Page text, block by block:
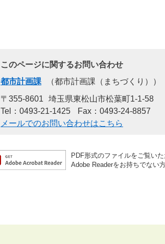
このページに関するお問い合わせ
都市計画課
都市計画課（まちづくり）
〒355-8601
埼玉県東松山市松葉町1-1-58
Tel：0493-21-1425
Fax：0493-24-8857
メールでのお問い合わせはこちら
PDF形式のファイルをご覧い
Adobe Readerをお持ちでない